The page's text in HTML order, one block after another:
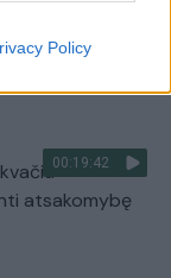
Policy
scenarijų
00:19:42
atsakomybę